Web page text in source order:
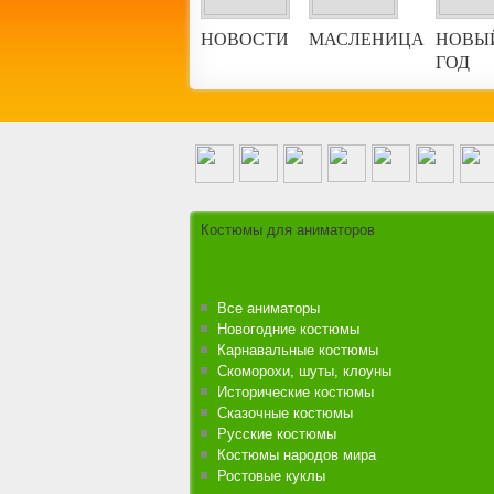
НОВОСТИ МАСЛЕНИЦА
ГОД
Костюмы для аниматоров
Все аниматоры
Новогодние костюмы
Карнавальные костюмы
Скоморохи, шуты, клоуны
Исторические костюмы
Сказочные костюмы
Русские костюмы
Костюмы народов мира
Ростовые куклы